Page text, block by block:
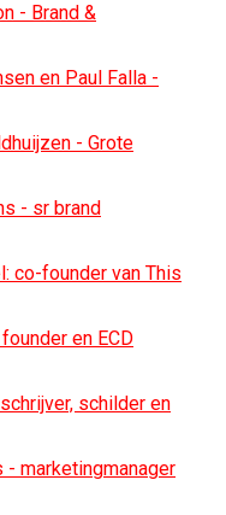
- Brand &
en Paul Falla -
- Grote
- sr brand
co-founder van This
en ECD
schilder en
- marketingmanager